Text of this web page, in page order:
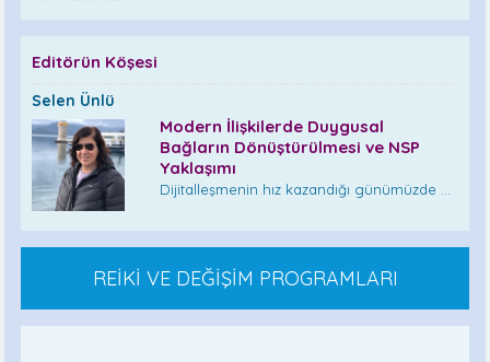
Editörün Köşesi
Selen Ünlü
Modern İlişkilerde Duygusal
Bağların Dönüştürülmesi ve NSP
Yaklaşımı
Dijitalleşmenin hız kazandığı günümüzde ...
REİKİ VE DEĞİŞİM PROGRAMLARI